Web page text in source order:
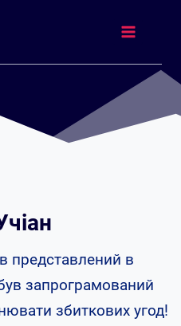
представлений в
запрограмований
збиткових угод!